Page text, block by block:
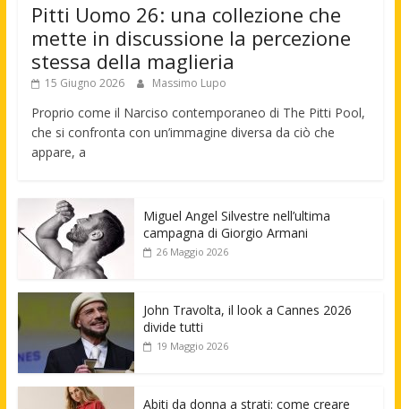
Pitti Uomo 26: una collezione che
mette in discussione la percezione
stessa della maglieria
15 Giugno 2026 Massimo Lupo
Proprio come il Narciso contemporaneo di The Pitti Pool,
che si confronta con un’immagine diversa da ciò che
appare, a
Miguel Angel Silvestre nell’ultima
campagna di Giorgio Armani
26 Maggio 2026
John Travolta, il look a Cannes 2026
divide tutti
19 Maggio 2026
Abiti da donna a strati: come creare